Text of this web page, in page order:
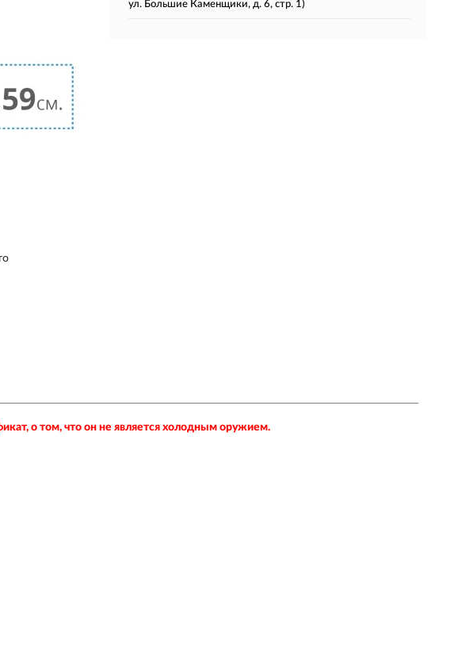
ул. Большие Каменщики, д. 6, стр. 1)
о том, что он не является холодным оружием.